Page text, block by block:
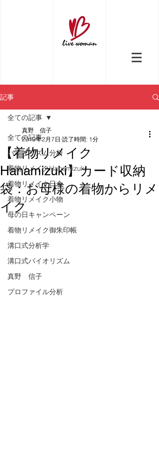
記事
全ての記事
バイオリズム分析
着物リメイクHanamizuki
着物リメイク日傘
着物リメイク小物
母の日キャンペーン
着物リメイク御朱印帳
溝口式分析学
溝口式バイオリズム
真野 信子
プロファイル分析
全ての記事
【着物リメイク
Hanamizuki】カード収納
袋：お母様の着物からリメ
イク
真野 信子
2019年2月7日 読了時間: 1分